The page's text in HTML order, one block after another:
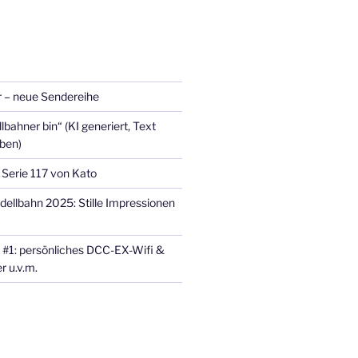
– neue Sendereihe
bin“ (KI generiert, Text
117 von Kato
2025: Stille Impressionen
persönliches DCC-EX-Wifi &
u.v.m.